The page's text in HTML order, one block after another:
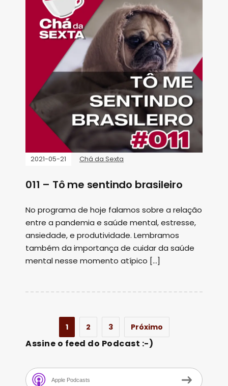
2021-05-21 Chá da Sexta
011 – Tô me sentindo brasileiro
No programa de hoje falamos sobre a relação
entre a pandemia e saúde mental, estresse,
ansiedade, e produtividade. Lembramos
também da importança de cuidar da saúde
mental nesse momento atípico […]
1 2 3 Próximo
Assine o feed do Podcast :-)
Apple Podcasts